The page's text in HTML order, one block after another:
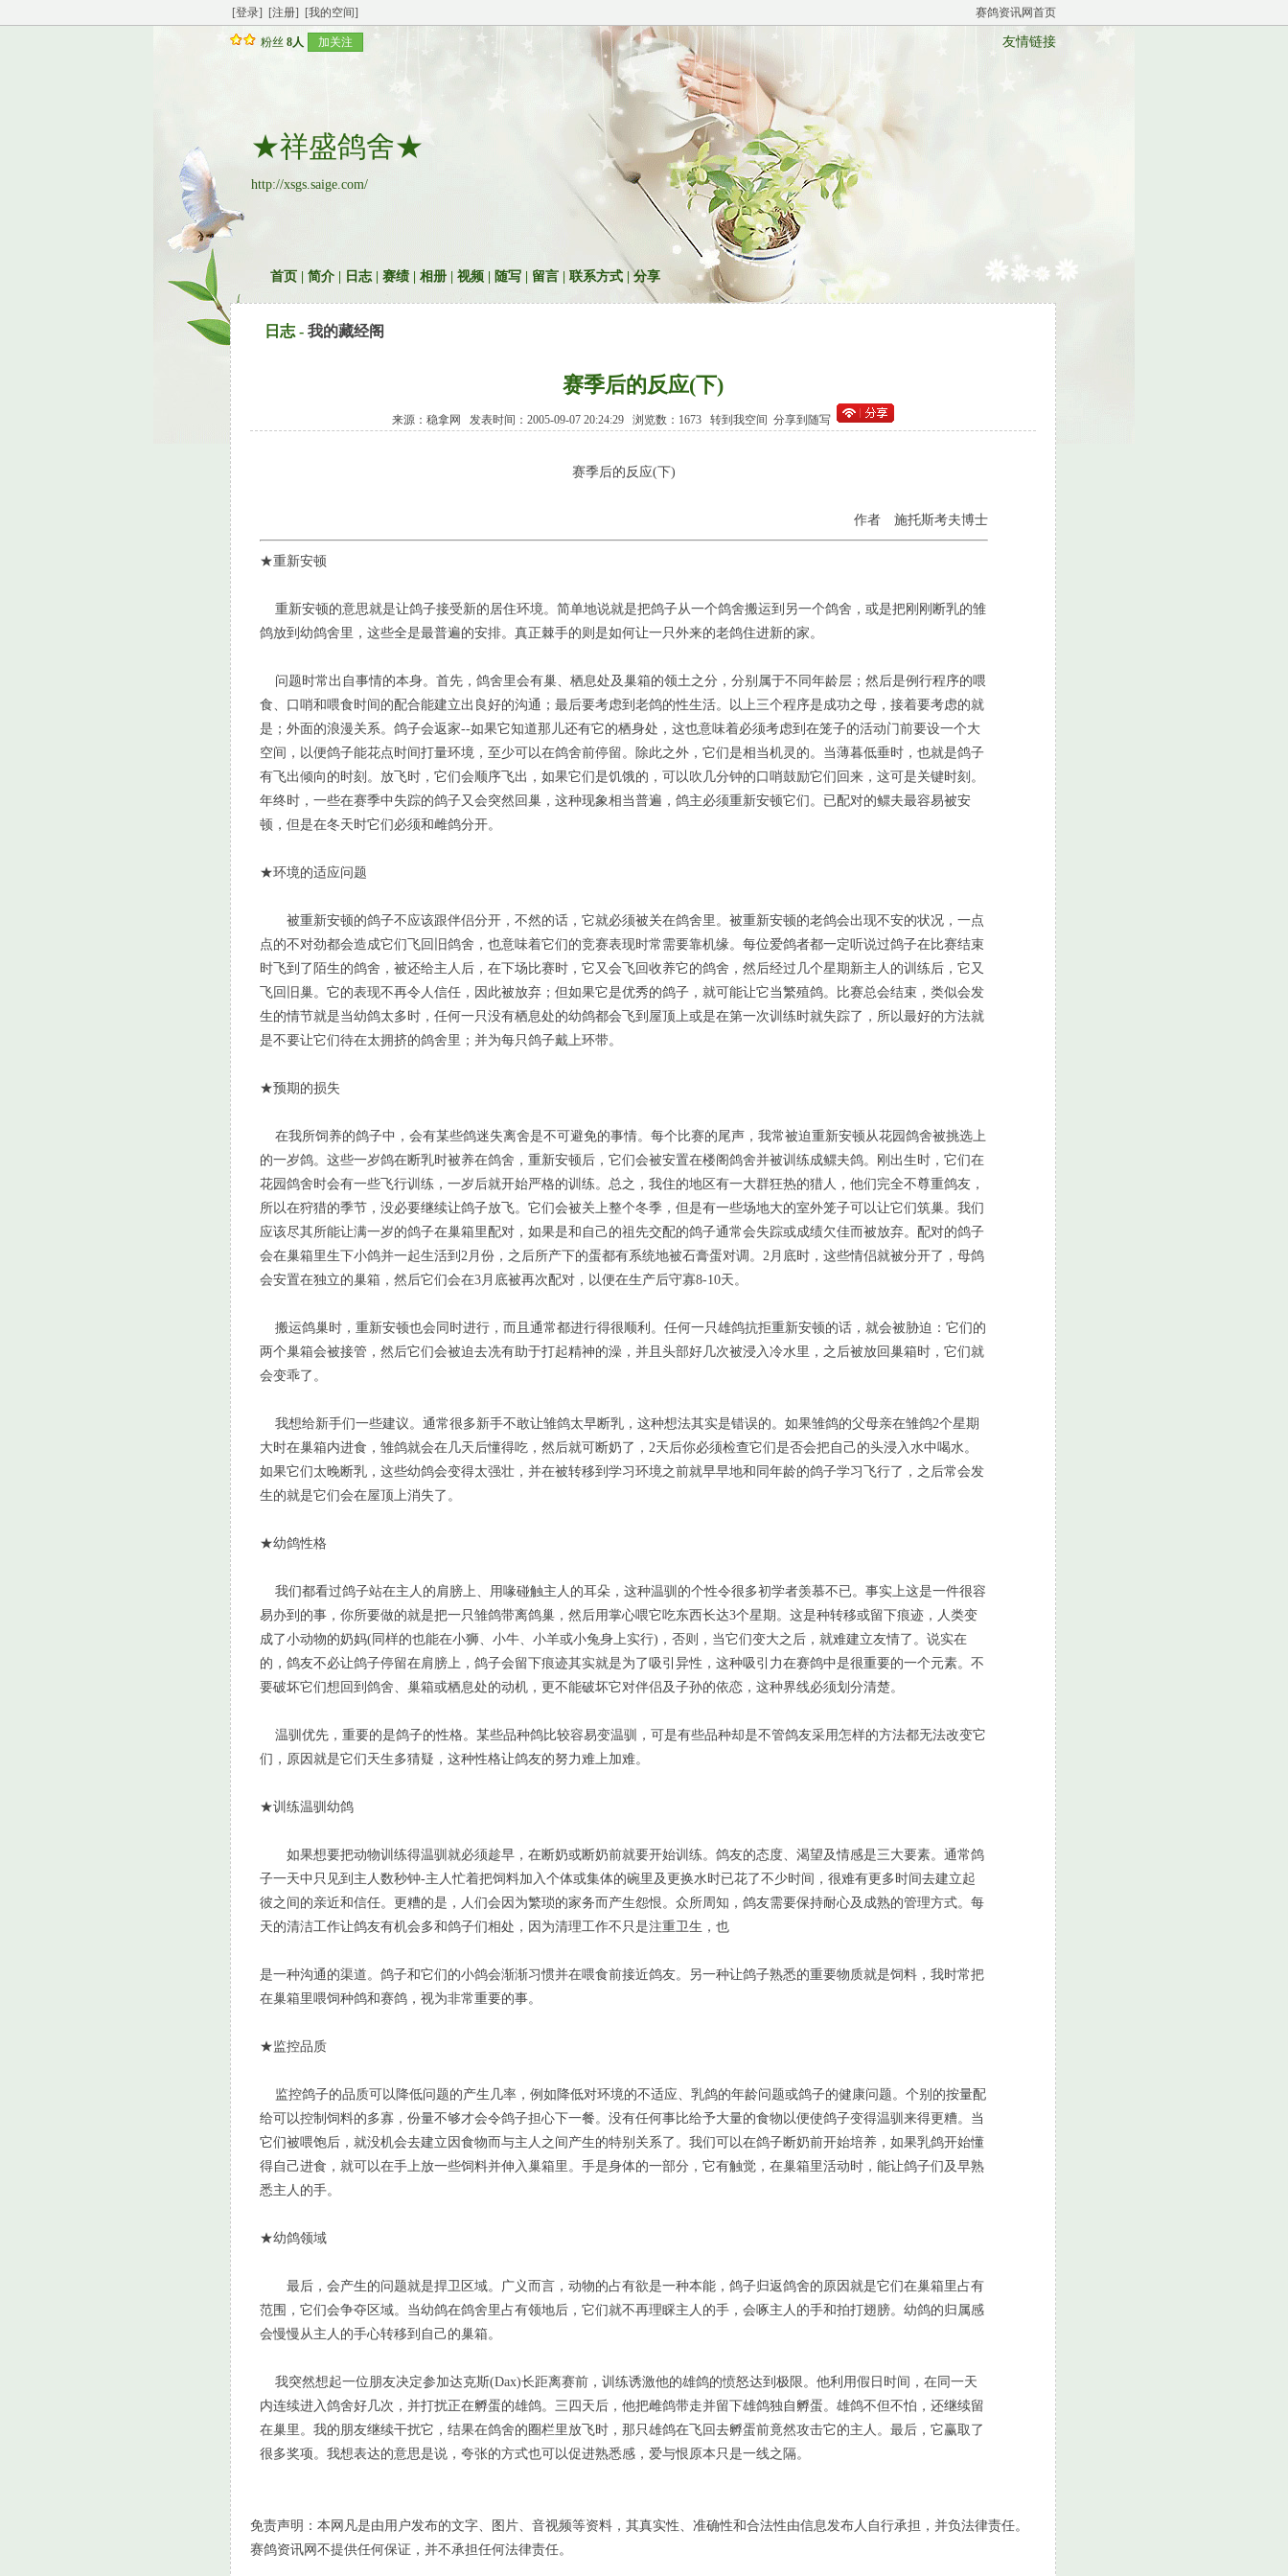
[登录] [注册] [我的空间] 赛鸽资讯网首页
粉丝 8人 加关注 友情链接
★祥盛鸽舍★
http://xsgs.saige.com/
首页 简介 日志| 赛绩| 相册 视频 随写 留言 联系方式 |分享
日志 - 我的藏经阁
赛季后的反应(下)
来源：稳拿网 发表时间：2005-09-07 20:24:29 浏览数：1673 转到我空间 分享到随写
赛季后的反应(下)
作者 施托斯考夫博士
★重新安顿
重新安顿的意思就是让鸽子接受新的居住环境。简单地说就是把鸽子从一个鸽舍搬运到另一个鸽舍，或是把刚刚断乳的雏
鸽放到幼鸽舍里，这些全是最普遍的安排。真正棘手的则是如何让一只外来的老鸽住进新的家。
问题时常出自事情的本身。首先，鸽舍里会有巢、栖息处及巢箱的领土之分，分别属于不同年龄层；然后是例行程序的喂
食、口哨和喂食时间的配合能建立出良好的沟通；最后要考虑到老鸽的性生活。以上三个程序是成功之母，接着要考虑的就
是；外面的浪漫关系。鸽子会返家--如果它知道那儿还有它的栖身处，这也意味着必须考虑到在笼子的活动门前要设一个大
空间，以便鸽子能花点时间打量环境，至少可以在鸽舍前停留。除此之外，它们是相当机灵的。当薄暮低垂时，也就是鸽子
有飞出倾向的时刻。放飞时，它们会顺序飞出，如果它们是饥饿的，可以吹几分钟的口哨鼓励它们回来，这可是关键时刻。
年终时，一些在赛季中失踪的鸽子又会突然回巢，这种现象相当普遍，鸽主必须重新安顿它们。已配对的鳏夫最容易被安
顿，但是在冬天时它们必须和雌鸽分开。
★环境的适应问题
被重新安顿的鸽子不应该跟伴侣分开，不然的话，它就必须被关在鸽舍里。被重新安顿的老鸽会出现不安的状况，一点
点的不对劲都会造成它们飞回旧鸽舍，也意味着它们的竞赛表现时常需要靠机缘。每位爱鸽者都一定听说过鸽子在比赛结束
时飞到了陌生的鸽舍，被还给主人后，在下场比赛时，它又会飞回收养它的鸽舍，然后经过几个星期新主人的训练后，它又
飞回旧巢。它的表现不再令人信任，因此被放弃；但如果它是优秀的鸽子，就可能让它当繁殖鸽。比赛总会结束，类似会发
生的情节就是当幼鸽太多时，任何一只没有栖息处的幼鸽都会飞到屋顶上或是在第一次训练时就失踪了，所以最好的方法就
是不要让它们待在太拥挤的鸽舍里；并为每只鸽子戴上环带。
★预期的损失
在我所饲养的鸽子中，会有某些鸽迷失离舍是不可避免的事情。每个比赛的尾声，我常被迫重新安顿从花园鸽舍被挑选上
的一岁鸽。这些一岁鸽在断乳时被养在鸽舍，重新安顿后，它们会被安置在楼阁鸽舍并被训练成鳏夫鸽。刚出生时，它们在
花园鸽舍时会有一些飞行训练，一岁后就开始严格的训练。总之，我住的地区有一大群狂热的猎人，他们完全不尊重鸽友，
所以在狩猎的季节，没必要继续让鸽子放飞。它们会被关上整个冬季，但是有一些场地大的室外笼子可以让它们筑巢。我们
应该尽其所能让满一岁的鸽子在巢箱里配对，如果是和自己的祖先交配的鸽子通常会失踪或成绩欠佳而被放弃。配对的鸽子
会在巢箱里生下小鸽并一起生活到2月份，之后所产下的蛋都有系统地被石膏蛋对调。2月底时，这些情侣就被分开了，母鸽
会安置在独立的巢箱，然后它们会在3月底被再次配对，以便在生产后守寡8-10天。
搬运鸽巢时，重新安顿也会同时进行，而且通常都进行得很顺利。任何一只雄鸽抗拒重新安顿的话，就会被胁迫：它们的
两个巢箱会被接管，然后它们会被迫去冼有助于打起精神的澡，并且头部好几次被浸入冷水里，之后被放回巢箱时，它们就
会变乖了。
我想给新手们一些建议。通常很多新手不敢让雏鸽太早断乳，这种想法其实是错误的。如果雏鸽的父母亲在雏鸽2个星期
大时在巢箱内进食，雏鸽就会在几天后懂得吃，然后就可断奶了，2天后你必须检查它们是否会把自己的头浸入水中喝水。
如果它们太晚断乳，这些幼鸽会变得太强壮，并在被转移到学习环境之前就早早地和同年龄的鸽子学习飞行了，之后常会发
生的就是它们会在屋顶上消失了。
★幼鸽性格
我们都看过鸽子站在主人的肩膀上、用喙碰触主人的耳朵，这种温驯的个性令很多初学者羡慕不已。事实上这是一件很容
易办到的事，你所要做的就是把一只雏鸽带离鸽巢，然后用掌心喂它吃东西长达3个星期。这是种转移或留下痕迹，人类变
成了小动物的奶妈(同样的也能在小狮、小牛、小羊或小兔身上实行)，否则，当它们变大之后，就难建立友情了。说实在
的，鸽友不必让鸽子停留在肩膀上，鸽子会留下痕迹其实就是为了吸引异性，这种吸引力在赛鸽中是很重要的一个元素。不
要破坏它们想回到鸽舍、巢箱或栖息处的动机，更不能破坏它对伴侣及子孙的依恋，这种界线必须划分清楚。
温驯优先，重要的是鸽子的性格。某些品种鸽比较容易变温驯，可是有些品种却是不管鸽友采用怎样的方法都无法改变它
们，原因就是它们天生多猜疑，这种性格让鸽友的努力难上加难。
★训练温驯幼鸽
如果想要把动物训练得温驯就必须趁早，在断奶或断奶前就要开始训练。鸽友的态度、渴望及情感是三大要素。通常鸽
子一天中只见到主人数秒钟-主人忙着把饲料加入个体或集体的碗里及更换水时已花了不少时间，很难有更多时间去建立起
彼之间的亲近和信任。更糟的是，人们会因为繁琐的家务而产生怨恨。众所周知，鸽友需要保持耐心及成熟的管理方式。每
天的清洁工作让鸽友有机会多和鸽子们相处，因为清理工作不只是注重卫生，也
是一种沟通的渠道。鸽子和它们的小鸽会渐渐习惯并在喂食前接近鸽友。另一种让鸽子熟悉的重要物质就是饲料，我时常把
在巢箱里喂饲种鸽和赛鸽，视为非常重要的事。
★监控品质
监控鸽子的品质可以降低问题的产生几率，例如降低对环境的不适应、乳鸽的年龄问题或鸽子的健康问题。个别的按量配
给可以控制饲料的多寡，份量不够才会令鸽子担心下一餐。没有任何事比给予大量的食物以便使鸽子变得温驯来得更糟。当
它们被喂饱后，就没机会去建立因食物而与主人之间产生的特别关系了。我们可以在鸽子断奶前开始培养，如果乳鸽开始懂
得自己进食，就可以在手上放一些饲料并伸入巢箱里。手是身体的一部分，它有触觉，在巢箱里活动时，能让鸽子们及早熟
悉主人的手。
★幼鸽领域
最后，会产生的问题就是捍卫区域。广义而言，动物的占有欲是一种本能，鸽子归返鸽舍的原因就是它们在巢箱里占有
范围，它们会争夺区域。当幼鸽在鸽舍里占有领地后，它们就不再理睬主人的手，会啄主人的手和拍打翅膀。幼鸽的归属感
会慢慢从主人的手心转移到自己的巢箱。
我突然想起一位朋友决定参加达克斯(Dax)长距离赛前，训练诱激他的雄鸽的愤怒达到极限。他利用假日时间，在同一天
内连续进入鸽舍好几次，并打扰正在孵蛋的雄鸽。三四天后，他把雌鸽带走并留下雄鸽独自孵蛋。雄鸽不但不怕，还继续留
在巢里。我的朋友继续干扰它，结果在鸽舍的圈栏里放飞时，那只雄鸽在飞回去孵蛋前竟然攻击它的主人。最后，它赢取了
很多奖项。我想表达的意思是说，夸张的方式也可以促进熟悉感，爱与恨原本只是一线之隔。
免责声明：本网凡是由用户发布的文字、图片、音视频等资料，其真实性、准确性和合法性由信息发布人自行承担，并负法律责任。
赛鸽资讯网不提供任何保证，并不承担任何法律责任。